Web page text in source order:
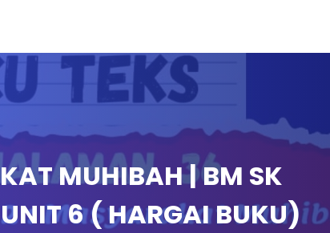
MUHIBAH | BM SK
6 ( HARGAI BUKU)